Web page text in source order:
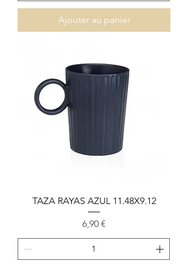
Ajouter au panier
TAZA RAYAS AZUL 11.48X9.12
Prix
6,90 €